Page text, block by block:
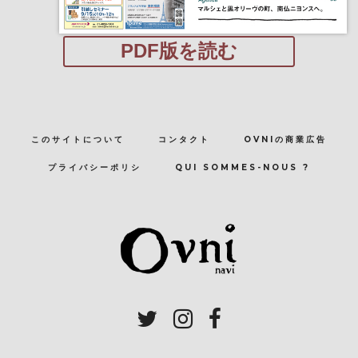
PDF版を読む
このサイトについて コンタクト OVNIの商業広告
プライバシーポリシ QUI SOMMES-NOUS ?